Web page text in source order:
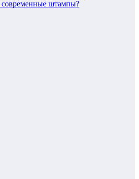
современные штампы?